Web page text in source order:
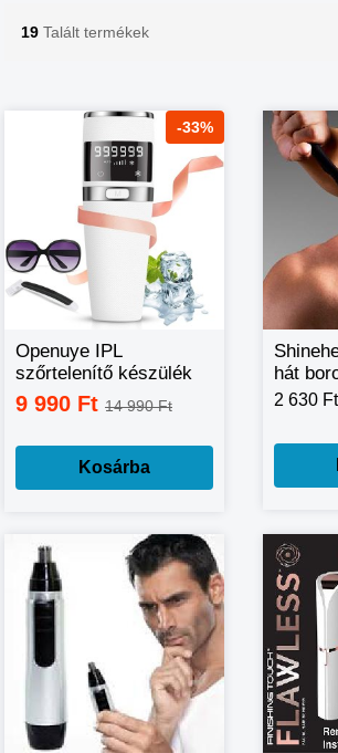
19 Talált termékek
-33%
Openuye IPL
szőrtelenítő készülék
9 990 Ft 14 990 Ft
Kosárba
hát
2 630 Ft